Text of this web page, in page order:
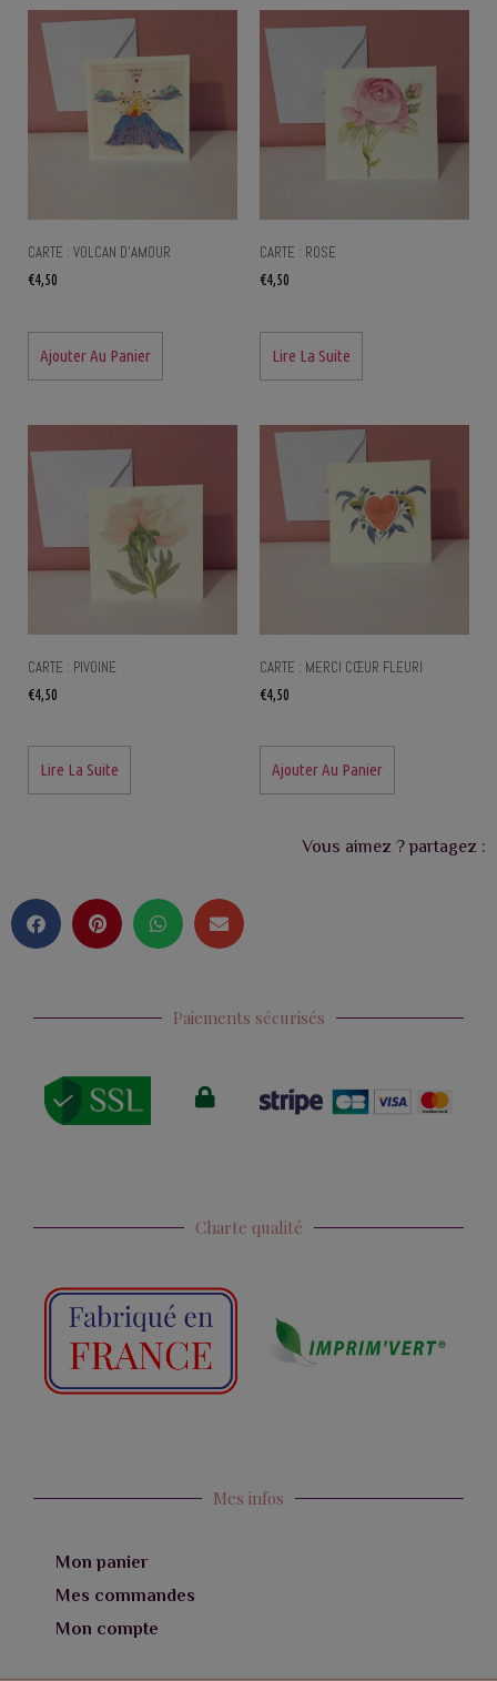
CARTE : VOLCAN D’AMOUR
€4,50
Ajouter Au Panier
CARTE : ROSE
€4,50
Lire La Suite
CARTE : PIVOINE
€4,50
Lire La Suite
CARTE : MERCI CŒUR FLEURI
€4,50
Ajouter Au Panier
Vous aimez ? partagez :
Paiements sécurisés
Charte qualité
Mes infos
Mon panier
Mes commandes
Mon compte